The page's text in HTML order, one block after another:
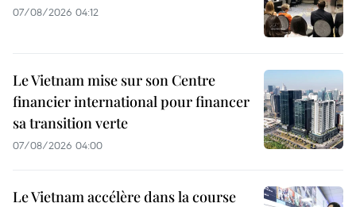
07/08/2026 04:12
Le Vietnam mise sur son Centre
financier international pour financer
sa transition verte
07/08/2026 04:00
Le Vietnam accélère dans la course